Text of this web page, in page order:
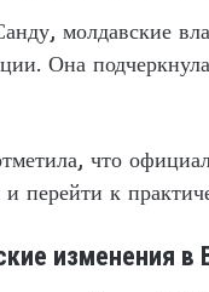
молдавские
Она
что
перейти к
изменения в